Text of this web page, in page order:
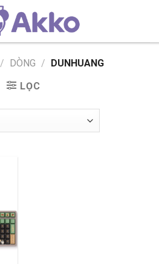
/ DÒNG / DUNHUANG
LỌC